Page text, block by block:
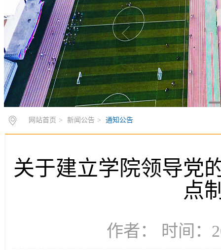
网站首页 > 新闻公告 > 通知公告
关于建立学院领导党
点
作者： 时间：